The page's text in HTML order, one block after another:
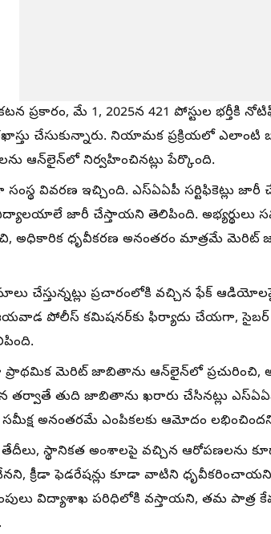
ప్రకారం, మే 1, 2025న 421 పోస్టుల
చేసుకున్నారు. నియామక ప్రక్రియలో
ఆన్‌లైన్‌లో నిర్వహించినట్లు పేర్కొంది.
సంస్థ వివరణ ఇచ్చింది. ఎస్‌ఏఏపీ సర్టిఫికెట్లు
జారీ చేస్తాయని తెలిపింది. అభ్యర్థులు
అధికారిక ధృవీకరణ అనంతరం మాత్రమే
చేస్తున్నట్లు ప్రచారంలోకి వచ్చిన ఫేక్
పోలీస్ కమిషనర్‌కు ఫిర్యాదు చేయగా, సైబర్
మెరిట్ జాబితాను ఆన్‌లైన్‌లో ప్రచురించి,
తర్వాతే తుది జాబితాను ఖరారు చేసినట్లు
అనంతరమే ఎంపికలకు ఆమోదం
స్థానికత అంశాలపై వచ్చిన ఆరోపణలను
క్రీడా ఫెడరేషన్లు కూడా వాటిని ధృవీకరించాయని
విద్యాశాఖ పరిధిలోకి వస్తాయని, తమ పాత్ర